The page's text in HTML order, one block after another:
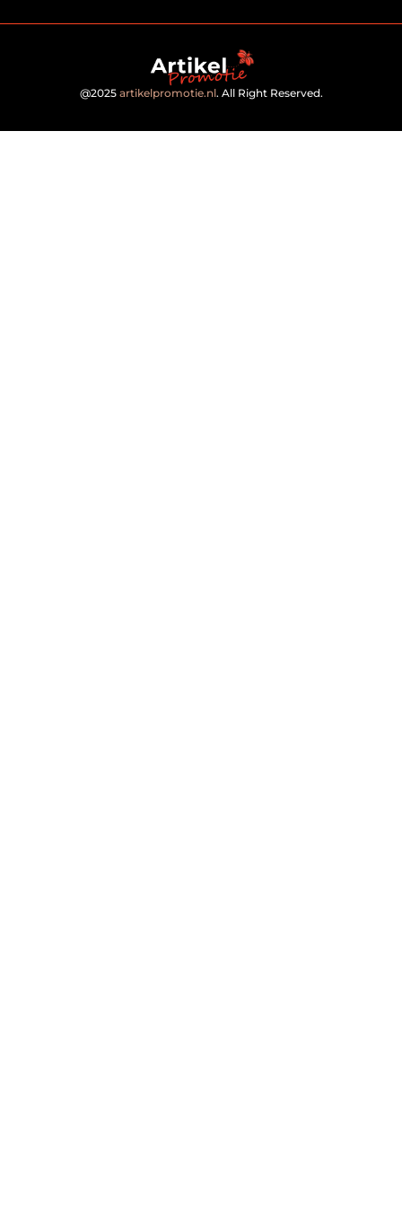
@2025 artikelpromotie.nl. All Right Reserved.